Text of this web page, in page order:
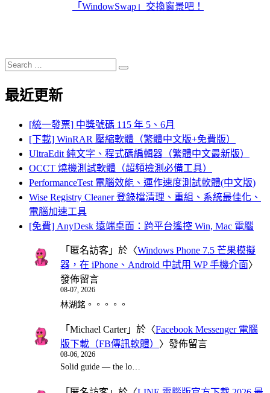
「WindowSwap」交換窗景吧！
Search
for:
Search
最近更新
[統一發票] 中獎號碼 115 年 5、6月
[下載] WinRAR 壓縮軟體（繁體中文版+免費版）
UltraEdit 純文字、程式碼編輯器（繁體中文最新版）
OCCT 燒機測試軟體（超頻檢測必備工具）
PerformanceTest 電腦效能、運作速度測試軟體(中文版)
Wise Registry Cleaner 登錄檔清理、重組、系統最佳化、
電腦加速工具
[免費] AnyDesk 遠端桌面：跨平台遙控 Win, Mac 電腦
「 匿名訪客 」於〈Windows Phone 7.5 芒果模擬
器，在 iPhone、Android 中試用 WP 手機介面〉
發佈留言
08-07, 2026
林湖銘。。。。。
「 Michael Carter」於〈Facebook Messenger 電腦
版下載（FB傳訊軟體） 〉發佈留言
08-06, 2026
Solid guide — the lo…